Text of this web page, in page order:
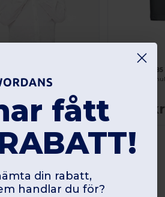
med:
TH Clothes 11185
61.20 kr
fått
din rabatt,
handlar du för?